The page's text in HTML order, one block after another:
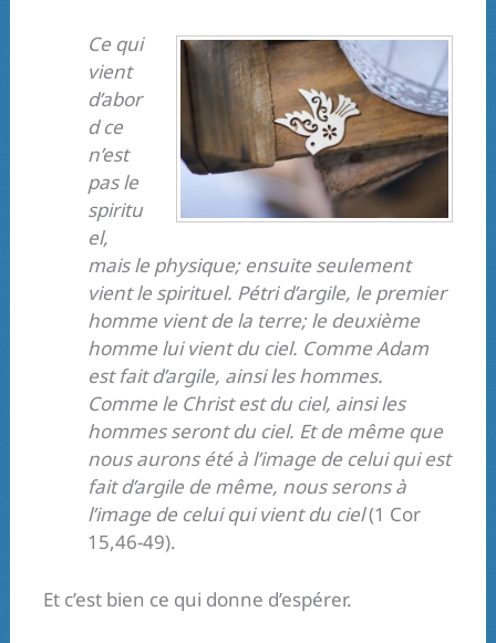
Ce qui
vient
d’abor
d ce
n’est
pas le
spiritu
el,
mais le physique; ensuite seulement
vient le spirituel. Pétri d’argile, le premier
homme vient de la terre; le deuxième
homme lui vient du ciel. Comme Adam
est fait d’argile, ainsi les hommes.
Comme le Christ est du ciel, ainsi les
hommes seront du ciel. Et de même que
nous aurons été à l’image de celui qui est
fait d’argile de même, nous serons à
l’image de celui qui vient du ciel(1 Cor
15,46-49).
Et c’est bien ce qui donne d’espérer.